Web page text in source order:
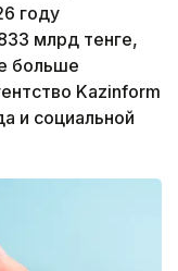
году
млрд тенге,
больше
Kazinform
и социальной